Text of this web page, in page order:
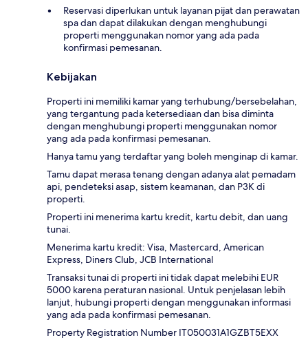
Reservasi diperlukan untuk layanan pijat dan perawatan
spa dan dapat dilakukan dengan menghubungi
properti menggunakan nomor yang ada pada
konfirmasi pemesanan.
Kebijakan
Properti ini memiliki kamar yang terhubung/bersebelahan,
yang tergantung pada ketersediaan dan bisa diminta
dengan menghubungi properti menggunakan nomor
yang ada pada konfirmasi pemesanan.
Hanya tamu yang terdaftar yang boleh menginap di kamar.
Tamu dapat merasa tenang dengan adanya alat pemadam
api, pendeteksi asap, sistem keamanan, dan P3K di
properti.
Properti ini menerima kartu kredit, kartu debit, dan uang
tunai.
Menerima kartu kredit: Visa, Mastercard, American
Express, Diners Club, JCB International
Transaksi tunai di properti ini tidak dapat melebihi EUR
5000 karena peraturan nasional. Untuk penjelasan lebih
lanjut, hubungi properti dengan menggunakan informasi
yang ada pada konfirmasi pemesanan.
Property Registration Number IT050031A1GZBT5EXX